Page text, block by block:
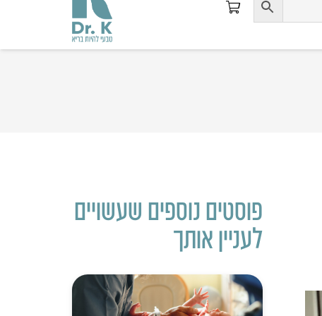
פוסטים נוספים שעשויים
לעניין אותך